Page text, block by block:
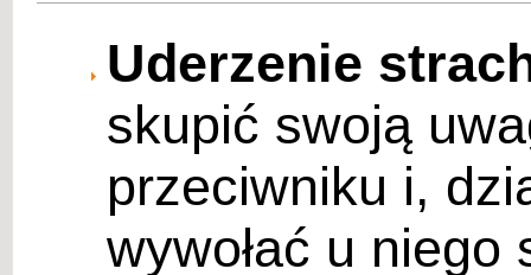
Uderzenie
skupić swoją
przeciwniku i,
wywołać u